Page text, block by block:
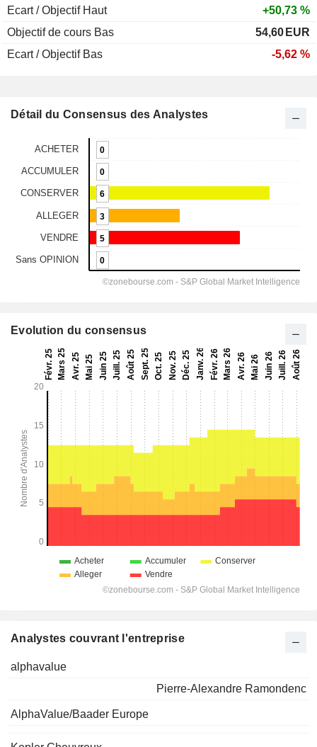
Ecart / Objectif Haut
+50,73 %
Objectif de cours Bas
54,60 EUR
Ecart / Objectif Bas
-5,62 %
Détail du Consensus des Analystes
Evolution du consensus
Analystes couvrant l'entreprise
alphavalue
Pierre-Alexandre Ramondenc
AlphaValue/Baader Europe